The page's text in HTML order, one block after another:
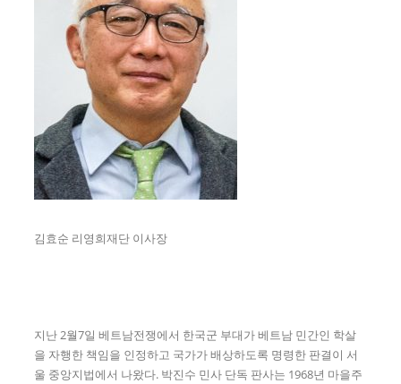
김효순 리영희재단 이사장
지난 2월7일 베트남전쟁에서 한국군 부대가 베트남 민간인 학살
을 자행한 책임을 인정하고 국가가 배상하도록 명령한 판결이 서
울 중앙지법에서 나왔다. 박진수 민사 단독 판사는 1968년 마을주